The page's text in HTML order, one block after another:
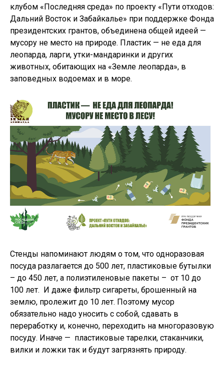
клубом «Последняя среда» по проекту «Пути отходов:
Дальний Восток и Забайкалье» при поддержке Фонда
президентских грантов, объединена общей идеей —
мусору не место на природе. Пластик — не еда для
леопарда, ларги, утки-мандаринки и других
животных, обитающих на «Земле леопарда», в
заповедных водоемах и в море.
Стенды напоминают людям о том, что одноразовая
посуда разлагается до 500 лет, пластиковые бутылки
– до 450 лет, а полиэтиленовые пакеты – от 10 до
100 лет. И даже фильтр сигареты, брошенный на
землю, пролежит до 10 лет. Поэтому мусор
обязательно надо уносить с собой, сдавать в
переработку и, конечно, переходить на многоразовую
посуду. Иначе — пластиковые тарелки, стаканчики,
вилки и ложки так и будут загрязнять природу.